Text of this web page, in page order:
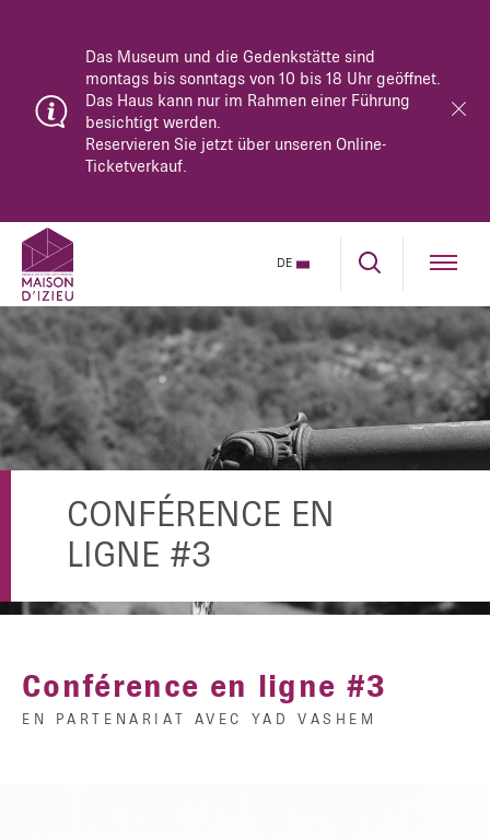
Das Museum und die Gedenkstätte sind
montags bis sonntags von 10 bis 18 Uhr geöffnet.
Das Haus kann nur im Rahmen einer Führung
besichtigt werden.
Reservieren Sie jetzt über unseren Online-
Ticketverkauf.
DE
CONFÉRENCE EN
LIGNE #3
Conférence en ligne #3
EN PARTENARIAT AVEC YAD VASHEM